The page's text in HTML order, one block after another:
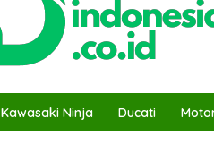
Kawasaki Ninja Ducati